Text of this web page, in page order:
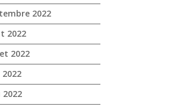
2022
2022
2022